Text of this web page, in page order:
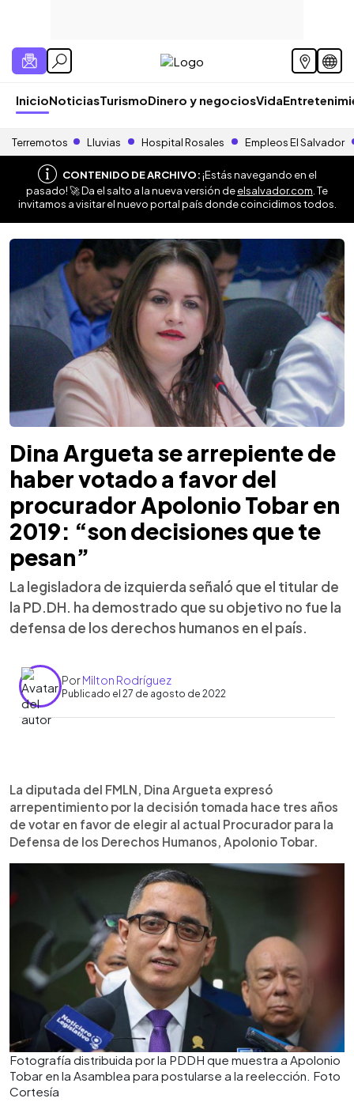
InicioNoticiasTurismoDinero y negociosVida
Terremotos Lluvias Hospital Rosales Empleos El Salvador
CONTENIDO DE ARCHIVO:¡Estás navegando en el
pasado! 🚀 Da el salto a la nueva versión deelsalvador.com . Te
invitamos a visitar el nuevo portal país donde coincidimos todos.
Dina Argueta se arrepiente de
haber votado a favor del
procurador Apolonio Tobar en
2019: “son decisiones que te
pesan”
La legisladora de izquierda señaló que el titular de
la PD.DH. ha demostrado que su objetivo no fue la
defensa de los derechos humanos en el país.
PorMilton Rodríguez
Publicado el 27 de agosto de 2022
► Escuchar artículo
La diputada del FMLN, Dina Argueta expresó
arrepentimiento por la decisión tomada hace tres años
de votar en favor de elegir al actual Procurador para la
Defensa de los Derechos Humanos, Apolonio Tobar.
Fotografía distribuida por la PDDH que muestra a Apolonio
Tobar en la Asamblea para postularse a la reelección. Foto
Cortesía